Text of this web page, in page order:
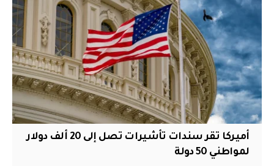
أميركا تقر سندات تأشيرات تصل إلى 20 ألف دولار
لمواطني 50 دولة